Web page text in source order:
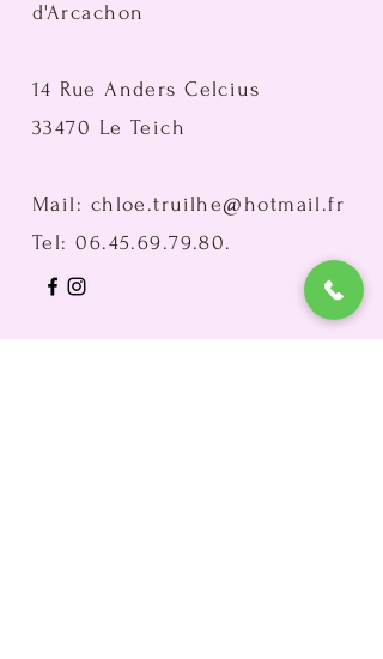
d'Arcachon
14 Rue Anders Celcius
33470 Le Teich
Mail: chloe.truilhe@hotmail.fr
Tel:06.45.69.79.80.